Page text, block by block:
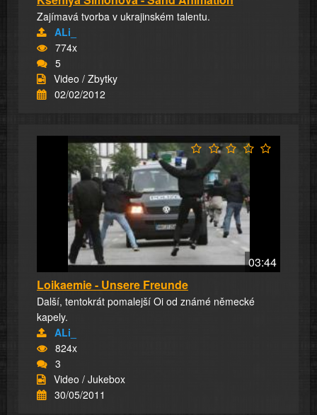
Zajímavá tvorba v ukrajinském talentu.
ALi_
774x
5
Video / Zbytky
02/02/2012
03:44
Loikaemie - Unsere Freunde
Další, tentokrát pomalejší Oi od známé německé
kapely.
ALi_
824x
3
Video / Jukebox
30/05/2011